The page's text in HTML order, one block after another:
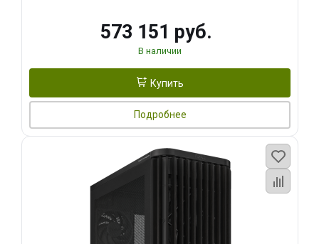
573 151 руб.
В наличии
Купить
Подробнее